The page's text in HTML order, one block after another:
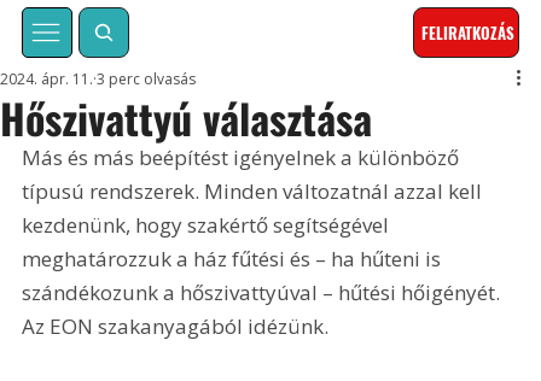
FELIRATKOZÁS
Hőszivattyú választása
2024. ápr. 11. 3 perc olvasás
Más és más beépítést igényelnek a különböző
típusú rendszerek. Minden változatnál azzal kell
kezdenünk, hogy szakértő segítségével
meghatározzuk a ház fűtési és – ha hűteni is
szándékozunk a hőszivattyúval – hűtési hőigényét.
Az EON szakanyagából idézünk.